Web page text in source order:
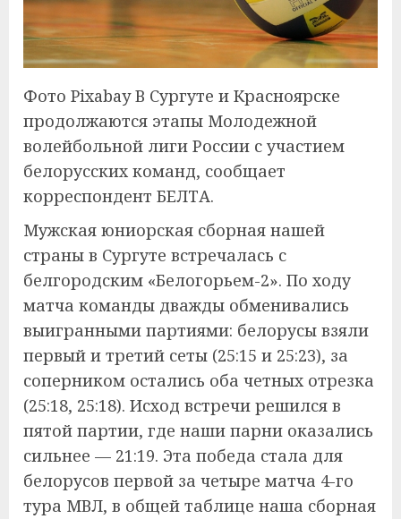
Фото Pixabay В Сургуте и Красноярске
продолжаются этапы Молодежной
волейбольной лиги России с участием
белорусских команд, сообщает
корреспондент БЕЛТА.
Мужская юниорская сборная нашей
страны в Сургуте встречалась с
белгородским «Белогорьем-2». По ходу
матча команды дважды обменивались
выигранными партиями: белорусы взяли
первый и третий сеты (25:15 и 25:23), за
соперником остались оба четных отрезка
(25:18, 25:18). Исход встречи решился в
пятой партии, где наши парни оказались
сильнее — 21:19. Эта победа стала для
белорусов первой за четыре матча 4-го
тура МВЛ, в общей таблице наша сборная